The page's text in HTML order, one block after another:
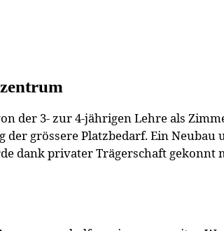
der 3- zur 4-jährigen Lehre als
der grössere Platzbedarf. Ein
dank privater Trägerschaft